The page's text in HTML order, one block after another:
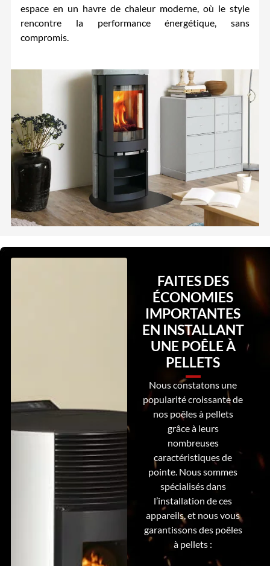
espace en un havre de chaleur moderne, où le style
rencontre la performance énergétique, sans
compromis.
FAITES DES
ÉCONOMIES
IMPORTANTES
EN INSTALLANT
UNE POÊLE À
PELLETS
Nous constatons une
popularité croissante de
nos poêles à pellets
grâce à leurs
nombreuses
caractéristiques de
pointe. Nous sommes
spécialisés dans
l’installation de ces
appareils, et nous vous
garantissons des poêles
à pellets :